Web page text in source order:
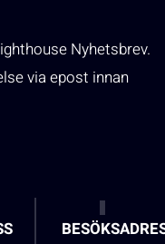
Nyhetsbrev.
via epost innan